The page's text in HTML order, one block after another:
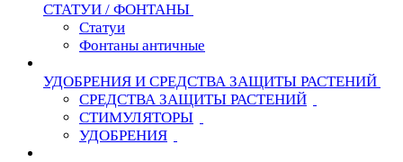
СТАТУИ / ФОНТАНЫ
Статуи
Фонтаны античные
УДОБРЕНИЯ И СРЕДСТВА ЗАЩИТЫ РАСТЕНИЙ
СРЕДСТВА ЗАЩИТЫ РАСТЕНИЙ
СТИМУЛЯТОРЫ
УДОБРЕНИЯ